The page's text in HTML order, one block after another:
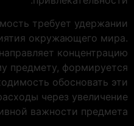
требует удержании
окружающего мира.
концентрацию
предмету, формируется
обосновать эти
через увеличение
важности предмета.